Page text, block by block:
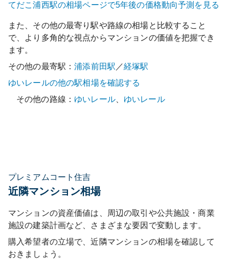
てだこ浦西駅の相場ページで5年後の価格動向予測を見る
また、その他の最寄り駅や路線の相場と比較すること
で、より多角的な視点からマンションの価値を把握でき
ます。
その他の最寄駅：浦添前田駅 ／経塚駅
ゆいレールの他の駅相場を確認する
その他の路線： ゆいレール、 ゆいレール
プレミアムコート住吉
近隣マンション相場
マンションの資産価値は、周辺の取引や公共施設・商業
施設の建築計画など、さまざまな要因で変動します。
購入希望者の立場で、近隣マンションの相場を確認して
おきましょう。